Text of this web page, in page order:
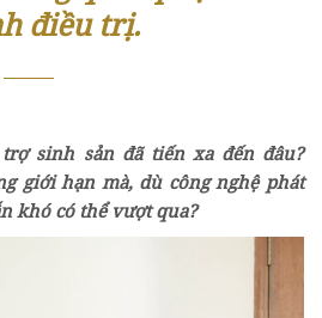
điều trị.
sinh sản đã tiến xa đến đâu?
giới hạn mà, dù công nghệ phát
khó có thể vượt qua?